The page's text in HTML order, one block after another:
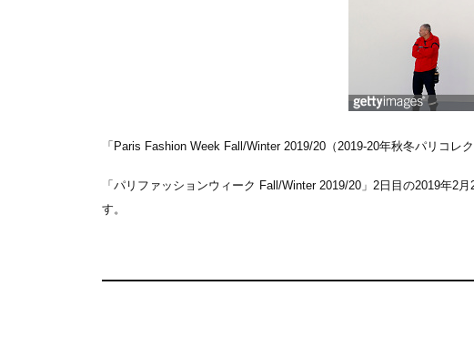
「Paris Fashion Week Fall/Winter 2019/20（2019-20年秋冬パリコ
「パリファッションウィーク Fall/Winter 2019/20」2日目の2019年2
す。